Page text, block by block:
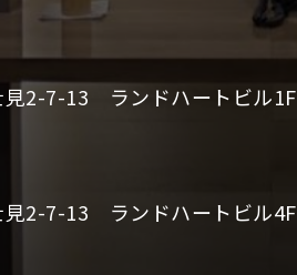
見2-7-13 ランドハートビル1F
見2-7-13 ランドハートビル4F